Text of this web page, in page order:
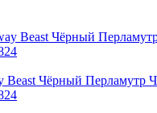
Beast Чёрный Перламутр